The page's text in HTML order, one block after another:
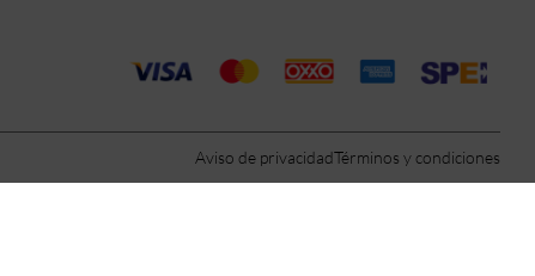
Aviso de privacidadTérminos y condiciones